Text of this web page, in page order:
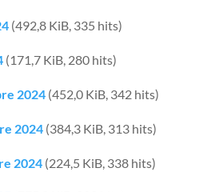
(492,8 KiB, 335 hits)
(171,7 KiB, 280 hits)
2024(452,0 KiB, 342 hits)
2024(384,3 KiB, 313 hits)
2024(224,5 KiB, 338 hits)